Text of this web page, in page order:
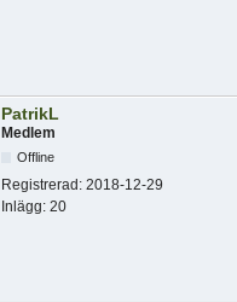
PatrikL
Medlem
Offline
Registrerad: 2018-12-29
Inlägg: 20